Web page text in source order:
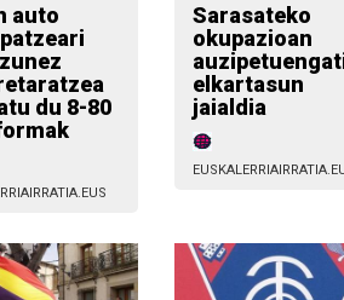
auto
du 8-80
Sarasateko
okupazioan
elkartasun
jaialdia